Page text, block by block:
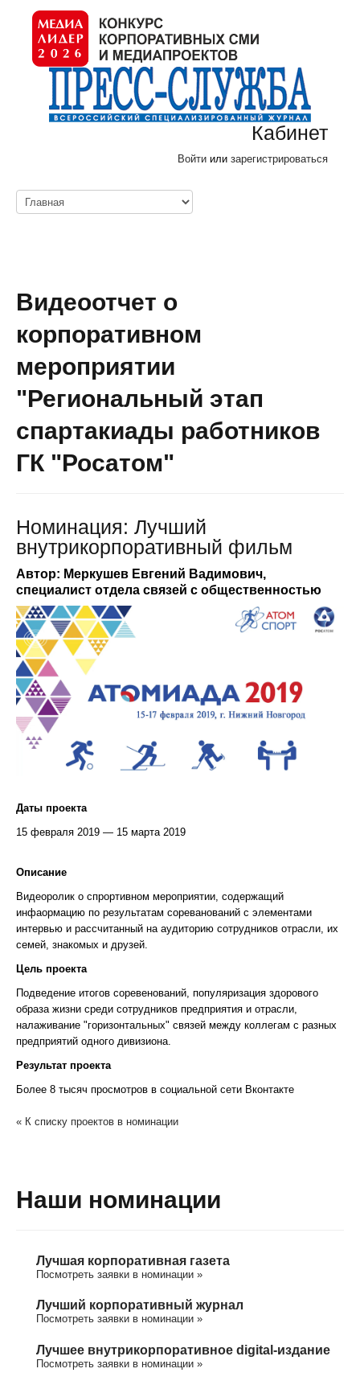
Кабинет
Войти или зарегистрироваться
Видеоотчет о
корпоративном
мероприятии
"Региональный этап
спартакиады работников
ГК "Росатом"
Номинация: Лучший
внутрикорпоративный фильм
Автор: Меркушев Евгений Вадимович,
специалист отдела связей с общественностью
Даты проекта
15 февраля 2019 — 15 марта 2019
Описание
Видеоролик о спрортивном мероприятии, содержащий
инфаормацию по результатам сореванований с элементами
интервью и рассчитанный на аудиторию сотрудников отрасли, их
семей, знакомых и друзей.
Цель проекта
Подведение итогов соревенований, популяризация здорового
образа жизни среди сотрудников предприятия и отрасли,
налаживание "горизонтальных" связей между коллегам с разных
предприятий одного дивизиона.
Результат проекта
Более 8 тысяч просмотров в социальной сети Вконтакте
« К списку проектов в номинации
Наши номинации
Лучшая корпоративная газета
Посмотреть заявки в номинации »
Лучший корпоративный журнал
Посмотреть заявки в номинации »
Лучшее внутрикорпоративное digital-издание
Посмотреть заявки в номинации »